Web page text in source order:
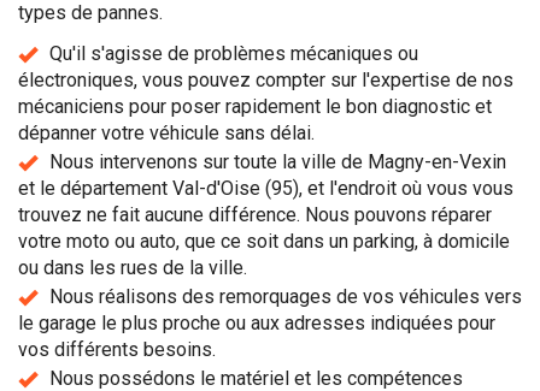
types de pannes.
Qu'il s'agisse de problèmes mécaniques ou
électroniques, vous pouvez compter sur l'expertise de nos
mécaniciens pour poser rapidement le bon diagnostic et
dépanner votre véhicule sans délai.
Nous intervenons sur toute la ville de Magny-en-Vexin
et le département Val-d'Oise (95), et l'endroit où vous vous
trouvez ne fait aucune différence. Nous pouvons réparer
votre moto ou auto, que ce soit dans un parking, à domicile
ou dans les rues de la ville.
Nous réalisons des remorquages de vos véhicules vers
le garage le plus proche ou aux adresses indiquées pour
vos différents besoins.
Nous possédons le matériel et les compétences